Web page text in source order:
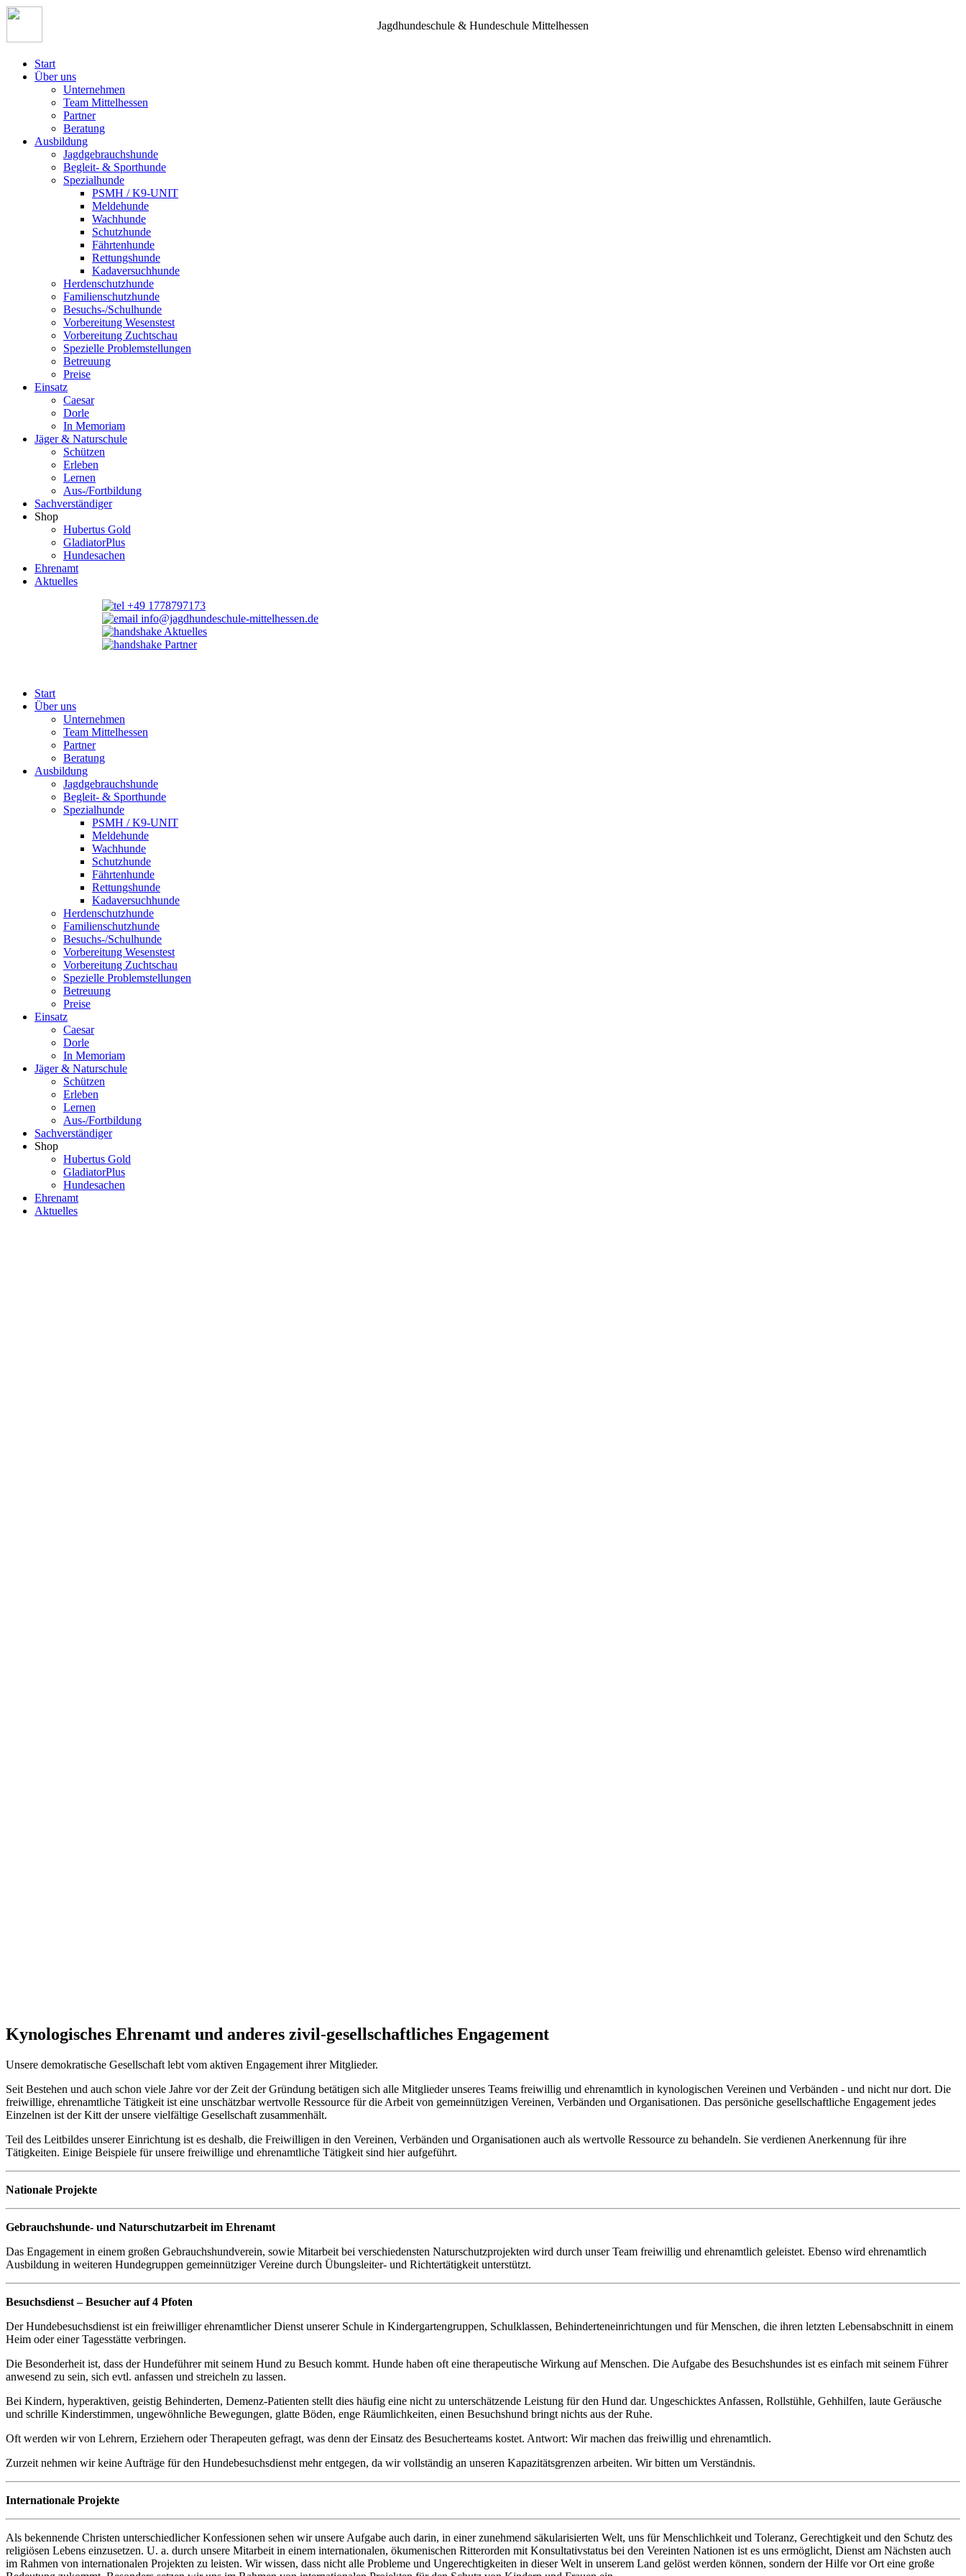
Jagdhundeschule & Hundeschule Mittelhessen
Start
Über uns
Unternehmen
Team Mittelhessen
Partner
Beratung
Ausbildung
Jagdgebrauchshunde
Begleit- & Sporthunde
Spezialhunde
PSMH / K9-UNIT
Meldehunde
Wachhunde
Schutzhunde
Fährtenhunde
Rettungshunde
Kadaversuchhunde
Herdenschutzhunde
Familienschutzhunde
Besuchs-/Schulhunde
Vorbereitung Wesenstest
Vorbereitung Zuchtschau
Spezielle Problemstellungen
Betreuung
Preise
Einsatz
Caesar
Dorle
In Memoriam
Jäger & Naturschule
Schützen
Erleben
Lernen
Aus-/Fortbildung
Sachverständiger
Shop
Hubertus Gold
GladiatorPlus
Hundesachen
Ehrenamt
Aktuelles
+49 1778797173
info@jagdhundeschule-mittelhessen.de
Aktuelles
Partner
Start
Über uns
Unternehmen
Team Mittelhessen
Partner
Beratung
Ausbildung
Jagdgebrauchshunde
Begleit- & Sporthunde
Spezialhunde
PSMH / K9-UNIT
Meldehunde
Wachhunde
Schutzhunde
Fährtenhunde
Rettungshunde
Kadaversuchhunde
Herdenschutzhunde
Familienschutzhunde
Besuchs-/Schulhunde
Vorbereitung Wesenstest
Vorbereitung Zuchtschau
Spezielle Problemstellungen
Betreuung
Preise
Einsatz
Caesar
Dorle
In Memoriam
Jäger & Naturschule
Schützen
Erleben
Lernen
Aus-/Fortbildung
Sachverständiger
Shop
Hubertus Gold
GladiatorPlus
Hundesachen
Ehrenamt
Aktuelles
Kynologisches Ehrenamt und anderes zivil-gesellschaftliches Engagement
Unsere demokratische Gesellschaft lebt vom aktiven Engagement ihrer Mitglieder.
Seit Bestehen und auch schon viele Jahre vor der Zeit der Gründung betätigen sich alle Mitglieder unseres Teams freiwillig und ehrenamtlich in kynologischen Vereinen und Verbänden - und nicht nur dort. Die
freiwillige, ehrenamtliche Tätigkeit ist eine unschätzbar wertvolle Ressource für die Arbeit von gemeinnützigen Vereinen, Verbänden und Organisationen. Das persöniche gesellschaftliche Engagement jedes
Einzelnen ist der Kitt der unsere vielfältige Gesellschaft zusammenhält.
Teil des Leitbildes unserer Einrichtung ist es deshalb, die Freiwilligen in den Vereinen, Verbänden und Organisationen auch als wertvolle Ressource zu behandeln. Sie verdienen Anerkennung für ihre
Tätigkeiten. Einige Beispiele für unsere freiwillige und ehrenamtliche Tätigkeit sind hier aufgeführt.
Nationale Projekte
Gebrauchshunde- und Naturschutzarbeit im Ehrenamt
Das Engagement in einem großen Gebrauchshundverein, sowie Mitarbeit bei verschiedensten Naturschutzprojekten wird durch unser Team freiwillig und ehrenamtlich geleistet. Ebenso wird ehrenamtlich
Ausbildung in weiteren Hundegruppen gemeinnütziger Vereine durch Übungsleiter- und Richtertätigkeit unterstützt.
Besuchsdienst – Besucher auf 4 Pfoten
Der Hundebesuchsdienst ist ein freiwilliger ehrenamtlicher Dienst unserer Schule in Kindergartengruppen, Schulklassen, Behinderteneinrichtungen und für Menschen, die ihren letzten Lebensabschnitt in einem
Heim oder einer Tagesstätte verbringen.
Die Besonderheit ist, dass der Hundeführer mit seinem Hund zu Besuch kommt. Hunde haben oft eine therapeutische Wirkung auf Menschen. Die Aufgabe des Besuchshundes ist es einfach mit seinem Führer
anwesend zu sein, sich evtl. anfassen und streicheln zu lassen.
Bei Kindern, hyperaktiven, geistig Behinderten, Demenz-Patienten stellt dies häufig eine nicht zu unterschätzende Leistung für den Hund dar. Ungeschicktes Anfassen, Rollstühle, Gehhilfen, laute Geräusche
und schrille Kinderstimmen, ungewöhnliche Bewegungen, glatte Böden, enge Räumlichkeiten, einen Besuchshund bringt nichts aus der Ruhe.
Oft werden wir von Lehrern, Erziehern oder Therapeuten gefragt, was denn der Einsatz des Besucherteams kostet. Antwort: Wir machen das freiwillig und ehrenamtlich.
Zurzeit nehmen wir keine Aufträge für den Hundebesuchsdienst mehr entgegen, da wir vollständig an unseren Kapazitätsgrenzen arbeiten. Wir bitten um Verständnis.
Internationale Projekte
Als bekennende Christen unterschiedlicher Konfessionen sehen wir unsere Aufgabe auch darin, in einer zunehmend säkularisierten Welt, uns für Menschlichkeit und Toleranz, Gerechtigkeit und den Schutz des
religiösen Lebens einzusetzen. U. a. durch unsere Mitarbeit in einem internationalen, ökumenischen Ritterorden mit Konsultativstatus bei den Vereinten Nationen ist es uns ermöglicht, Dienst am Nächsten auch
im Rahmen von internationalen Projekten zu leisten. Wir wissen, dass nicht alle Probleme und Ungerechtigkeiten in dieser Welt in unserem Land gelöst werden können, sondern der Hilfe vor Ort eine große